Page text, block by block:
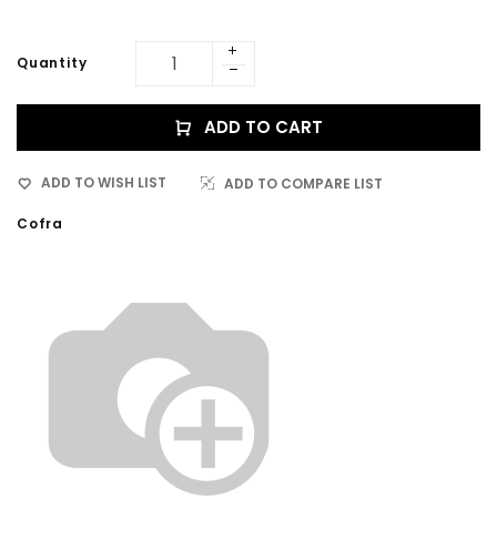
Quantity
ADD TO CART
ADD TO WISH LIST ADD TO COMPARE LIST
Cofra